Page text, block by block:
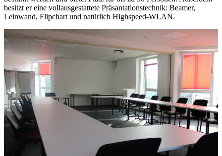
besitzt er eine vollausgestattete Präsantationstechnik: Beamer,
Leinwand, Flipchart und natürlich Highspeed-WLAN.